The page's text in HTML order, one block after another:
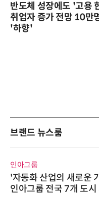
반도체 성장에도 '고용
취업자 증가 전망 10만
'하향'
브랜드 뉴스룸
인아그룹
'자동화 산업의 새로운
인아그룹 전국 7개 도시